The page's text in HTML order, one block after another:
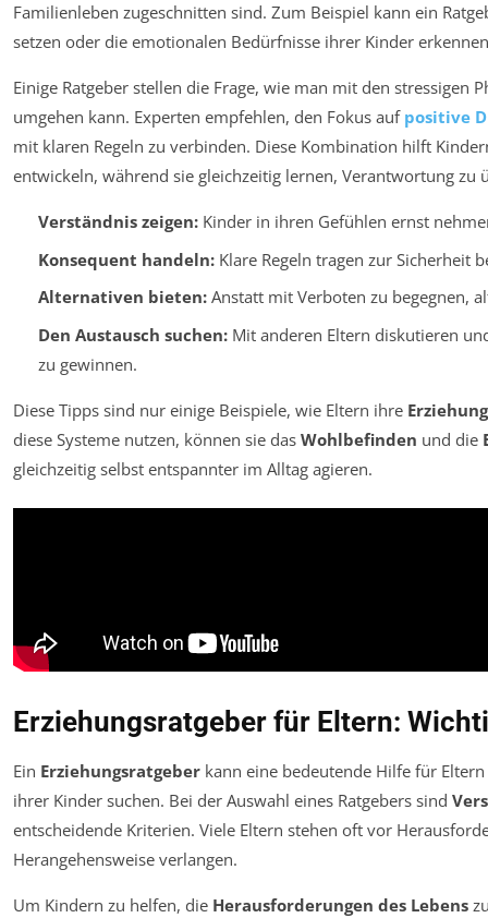
Familienleben zugeschnitten sind. Zum Beispiel kann ein
setzen oder die emotionalen Bedürfnisse ihrer Kinder
Einige Ratgeber stellen die Frage, wie man mit den stressigen
umgehen kann. Experten empfehlen, den Fokus auf positive
mit klaren Regeln zu verbinden. Diese Kombination hilft
entwickeln, während sie gleichzeitig lernen, Verantwortung zu
Verständnis zeigen:Kinder in ihren Gefühlen ernst
Konsequent handeln:Klare Regeln tragen zur Sicherheit
Alternativen bieten:Anstatt mit Verboten zu begegnen,
Den Austausch suchen:Mit anderen Eltern diskutieren
zu gewinnen.
Diese Tipps sind nur einige Beispiele, wie Eltern ihre
diese Systeme nutzen, können sie das Wohlbefinden und die
gleichzeitig selbst entspannter im Alltag agieren.
Erziehungsratgeber für Eltern:
Ein Erziehungsratgeber kann eine bedeutende Hilfe für
ihrer Kinder suchen. Bei der Auswahl eines Ratgebers sind
entscheidende Kriterien. Viele Eltern stehen oft vor
Herangehensweise verlangen.
Um Kindern zu helfen, die Herausforderungen des Lebens